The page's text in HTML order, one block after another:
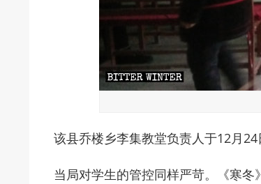
该县乔楼乡李集教堂负责人于12月
当局对学生的管控同样严苛。《寒